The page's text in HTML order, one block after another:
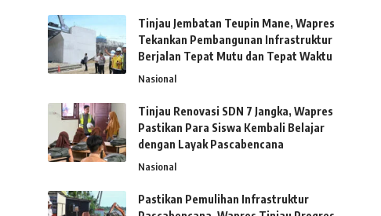
Tinjau Jembatan Teupin Mane, Wapres
Tekankan Pembangunan Infrastruktur
Berjalan Tepat Mutu dan Tepat Waktu
Nasional
Tinjau Renovasi SDN 7 Jangka, Wapres
Pastikan Para Siswa Kembali Belajar
dengan Layak Pascabencana
Nasional
Pastikan Pemulihan Infrastruktur